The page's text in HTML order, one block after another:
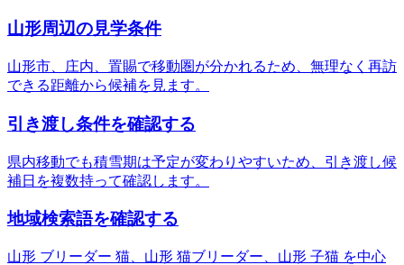
山形周辺の見学条件
山形市、庄内、置賜で移動圏が分かれるため、無理なく再訪
できる距離から候補を見ます。
引き渡し条件を確認する
県内移動でも積雪期は予定が変わりやすいため、引き渡し候
補日を複数持って確認します。
地域検索語を確認する
山形 ブリーダー 猫、山形 猫ブリーダー、山形 子猫 を中心